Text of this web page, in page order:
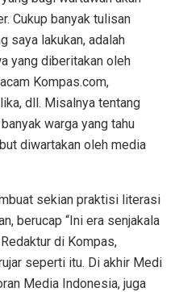
Cukup banyak tulisan
saya lakukan, adalah
yang diberitakan oleh
Kompas.com,
dll. Misalnya tentang
warga yang tahu
diwartakan oleh media
sekian praktisi literasi
berucap “Ini era senjakala
di Kompas,
seperti itu. Di akhir Medi
Media Indonesia, juga